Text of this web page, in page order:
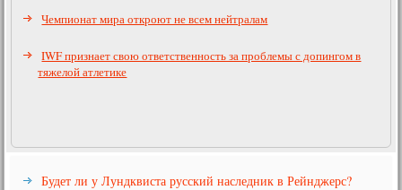
Чемпионат мира откроют не всем нейтралам
IWF признает свою ответственность за проблемы с допингом в
тяжелой атлетике
Будет ли у Лундквиста русский наследник в Рейнджерс?